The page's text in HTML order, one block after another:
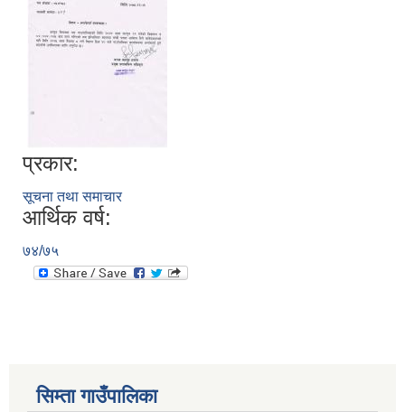
प्रकार:
सूचना तथा समाचार
आर्थिक वर्ष:
७४/७५
सिम्ता गाउँपालिका